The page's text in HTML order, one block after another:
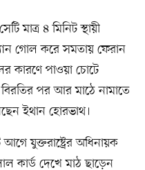
মাত্র ৪ মিনিট স্থায়ী
গোল করে সমতায় ফেরান
কারণে পাওয়া চোটে
বিরতির পর আর মাঠে নামাতে
ইথান হোরভাথ।
যুক্তরাষ্ট্রের অধিনায়ক
কার্ড দেখে মাঠ ছাড়েন